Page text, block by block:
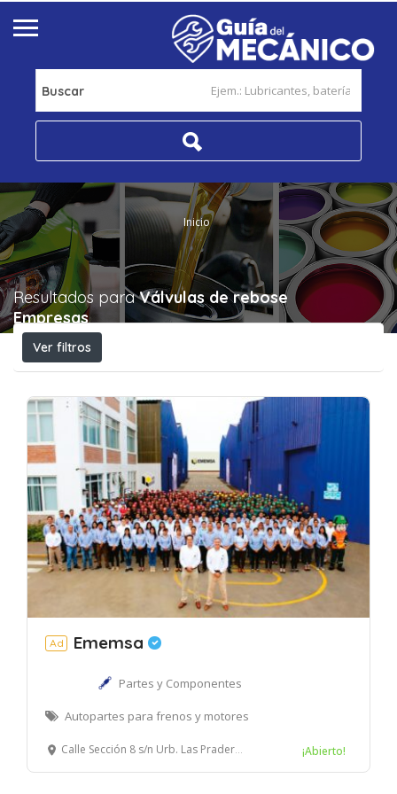
Buscar
Inicio
Resultados paraVálvulas de rebose
Empresas
Ver filtros
Ad Ememsa
Partes y Componentes
Autopartes para frenos y motores
Calle Sección 8 s/n Urb. Las Praderas de Lurín, Lurín, Lima – Perú. ¡Abierto!